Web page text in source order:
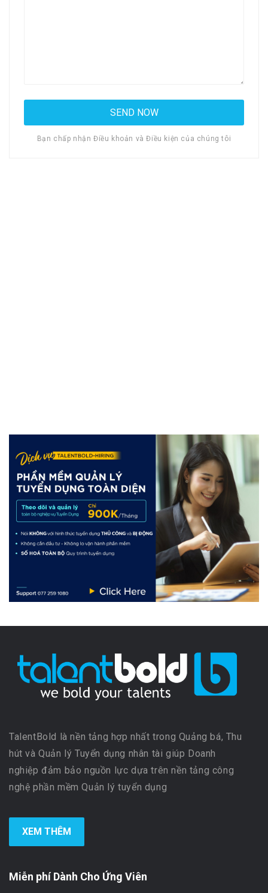
Bạn chấp nhận Điều khoản và Điều kiện của chúng tôi
TalentBold là nền tảng hợp nhất trong Quảng bá, Thu
hút và Quản lý Tuyển dụng nhân tài giúp Doanh
nghiệp đảm bảo nguồn lực dựa trên nền tảng công
nghệ phần mềm Quản lý tuyển dụng
XEM THÊM
Miễn phí Dành Cho Ứng Viên